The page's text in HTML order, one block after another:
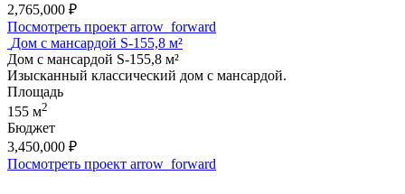
2,765,000 ₽
Посмотреть проект arrow_forward
Дом с мансардой S-155,8 м²
Дом с мансардой S-155,8 м²
Изысканный классический дом с мансардой.
Площадь
155 м2
Бюджет
3,450,000 ₽
Посмотреть проект arrow_forward